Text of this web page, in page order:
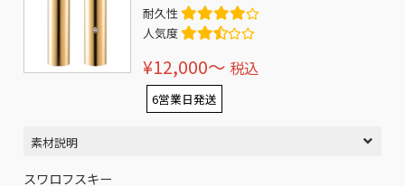
耐久性
人気度
¥12,000〜 税込
6営業日発送
素材説明
スワロフスキー